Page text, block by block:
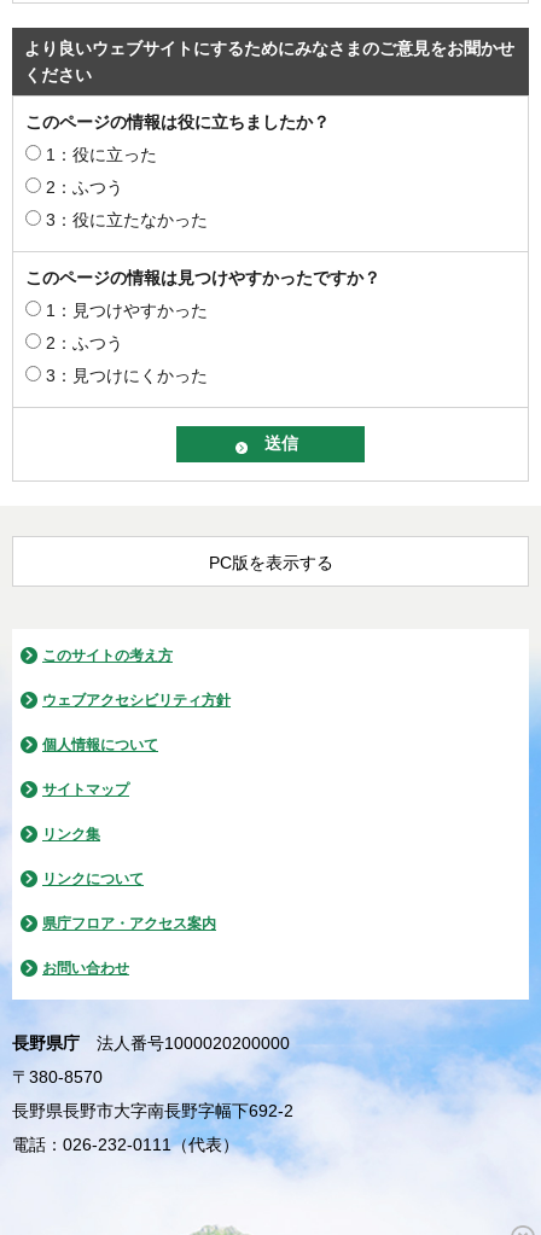
より良いウェブサイトにするためにみなさまのご意見をお聞かせ
ください
このページの情報は役に立ちましたか？
1：役に立った
2：ふつう
3：役に立たなかった
このページの情報は見つけやすかったですか？
1：見つけやすかった
2：ふつう
3：見つけにくかった
PC版を表示する
このサイトの考え方
ウェブアクセシビリティ方針
個人情報について
サイトマップ
リンク集
リンクについて
県庁フロア・アクセス案内
お問い合わせ
長野県庁
法人番号1000020200000
〒380-8570
長野県長野市大字南長野字幅下692-2
電話：026-232-0111（代表）